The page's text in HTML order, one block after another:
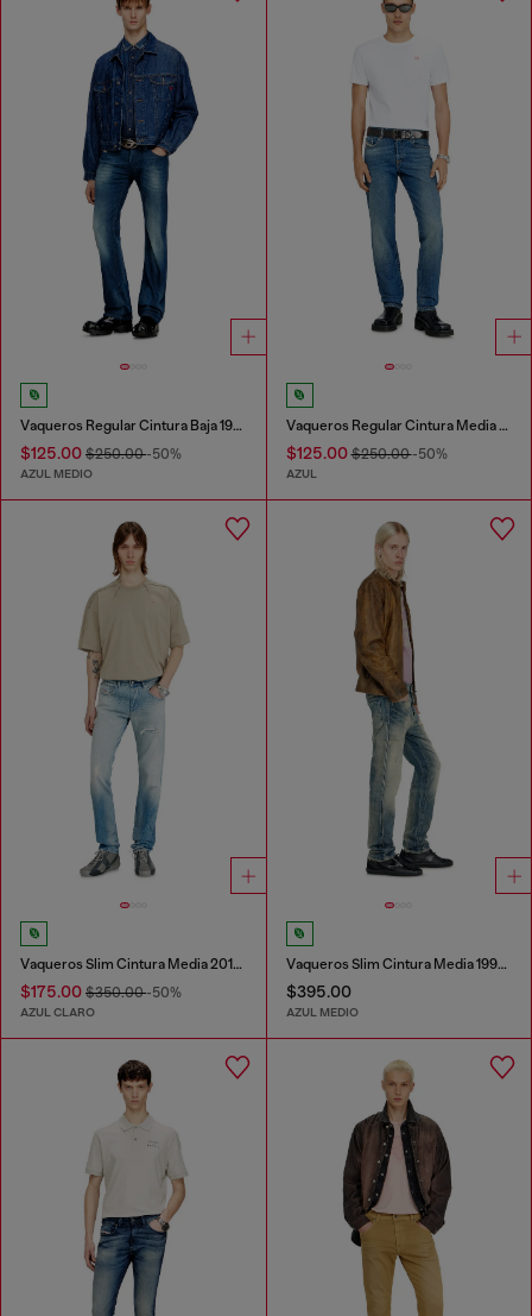
Vaqueros Regular Cintura Baja 1985 Larkee
$125.00 $250.00-50%
AZUL MEDIO
Vaqueros Regular Cintura Media 2023 D-Finitive
$125.00$250.00-50%
AZUL
Vaqueros Slim Cintura Media 2019 D-Strukt
$175.00 $350.00-50%
AZUL CLARO
Vaqueros Slim Cintura Media 1993 D-Vyl
$395.00
AZUL MEDIO